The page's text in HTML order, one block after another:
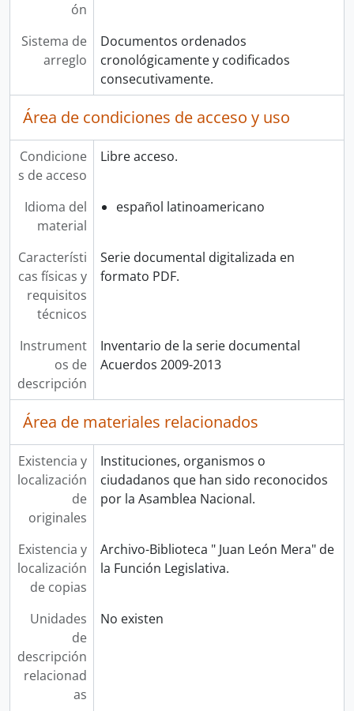
ón
Sistema de
arreglo
Documentos ordenados
cronológicamente y codificados
consecutivamente.
Área de condiciones de acceso y uso
Condicione
s de acceso
Libre acceso.
Idioma del
material
español latinoamericano
Característi
cas físicas y
requisitos
técnicos
Serie documental digitalizada en
formato PDF.
Instrument
os de
descripción
Inventario de la serie documental
Acuerdos 2009-2013
Área de materiales relacionados
Existencia y
localización
de
originales
Instituciones, organismos o
ciudadanos que han sido reconocidos
por la Asamblea Nacional.
Existencia y
localización
de copias
Archivo-Biblioteca " Juan León Mera" de
la Función Legislativa.
Unidades
de
descripción
relacionad
as
No existen